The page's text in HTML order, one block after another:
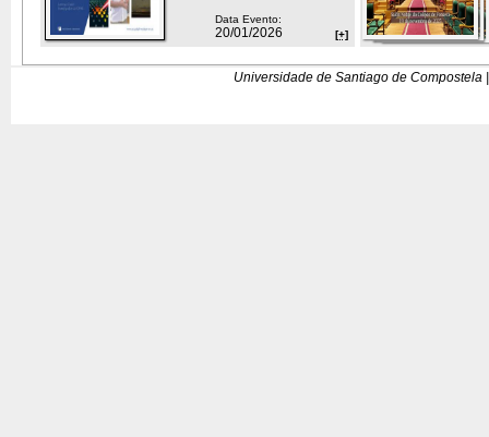
Data Evento:
20/01/2026 [+]
Universidade de Santiago de